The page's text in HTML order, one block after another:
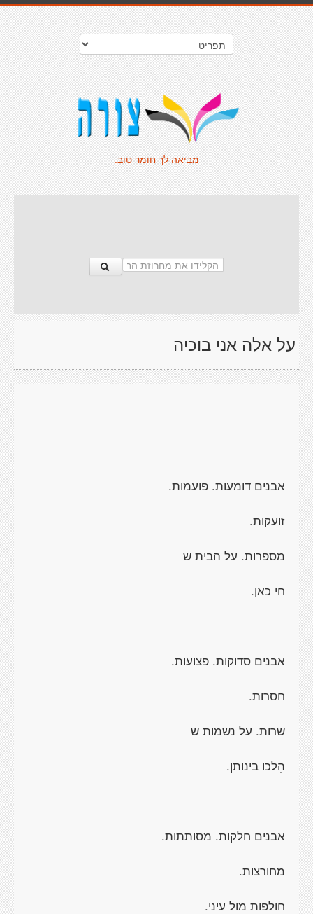
מביאה לך חומר טוב.
על אלה אני בוכיה
אבנים דומעות. פועמות.
זועקות.
מספרות. על הבית ש
חי כאן.
אבנים סדוקות. פצועות.
חסרות.
שרות. על נשמות ש
הִלכו בינותן.
אבנים חלקות. מסותתות.
מחורצות.
חולפות מול עיני.